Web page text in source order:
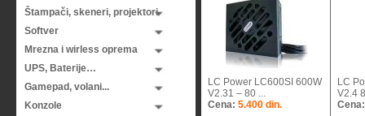
Štampači, skeneri, projektori
Softver
Mrezna i wirless oprema
UPS, Baterije…
Gamepad, volani...
Konzole
LC Power LC600SI 600W
V2.31 – 80 ...
Cena: 5.400 din.
LC
V2.4